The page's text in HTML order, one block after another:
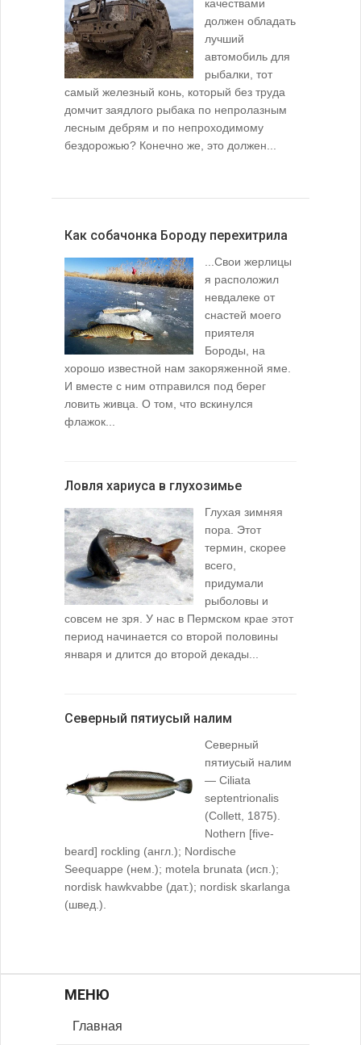
качествами
должен обладать
лучший
автомобиль для
рыбалки, тот
самый железный конь, который без труда
домчит заядлого рыбака по непролазным
лесным дебрям и по непроходимому
бездорожью? Конечно же, это должен...
Как собачонка Бороду перехитрила
...Свои жерлицы
я расположил
невдалеке от
снастей моего
приятеля
Бороды, на
хорошо известной нам закоряженной яме.
И вместе с ним отправился под берег
ловить живца. О том, что вскинулся
флажок...
Ловля хариуса в глухозимье
Глухая зимняя
пора. Этот
термин, скорее
всего,
придумали
рыболовы и
совсем не зря. У нас в Пермском крае этот
период начинается со второй половины
января и длится до второй декады...
Северный пятиусый налим
Северный
пятиусый налим
— Ciliata
septentrionalis
(Collett, 1875).
Nothern [five-
beard] rockling (англ.); Nordische
Seequappe (нем.); motela brunata (исп.);
nordisk hawkvabbe (дат.); nordisk skarlanga
(швед.).
МЕНЮ
Главная